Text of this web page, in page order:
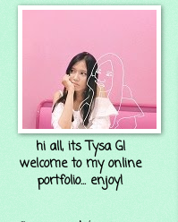
hi all, its Tysa G!
welcome to my online
portfolio... enjoy!